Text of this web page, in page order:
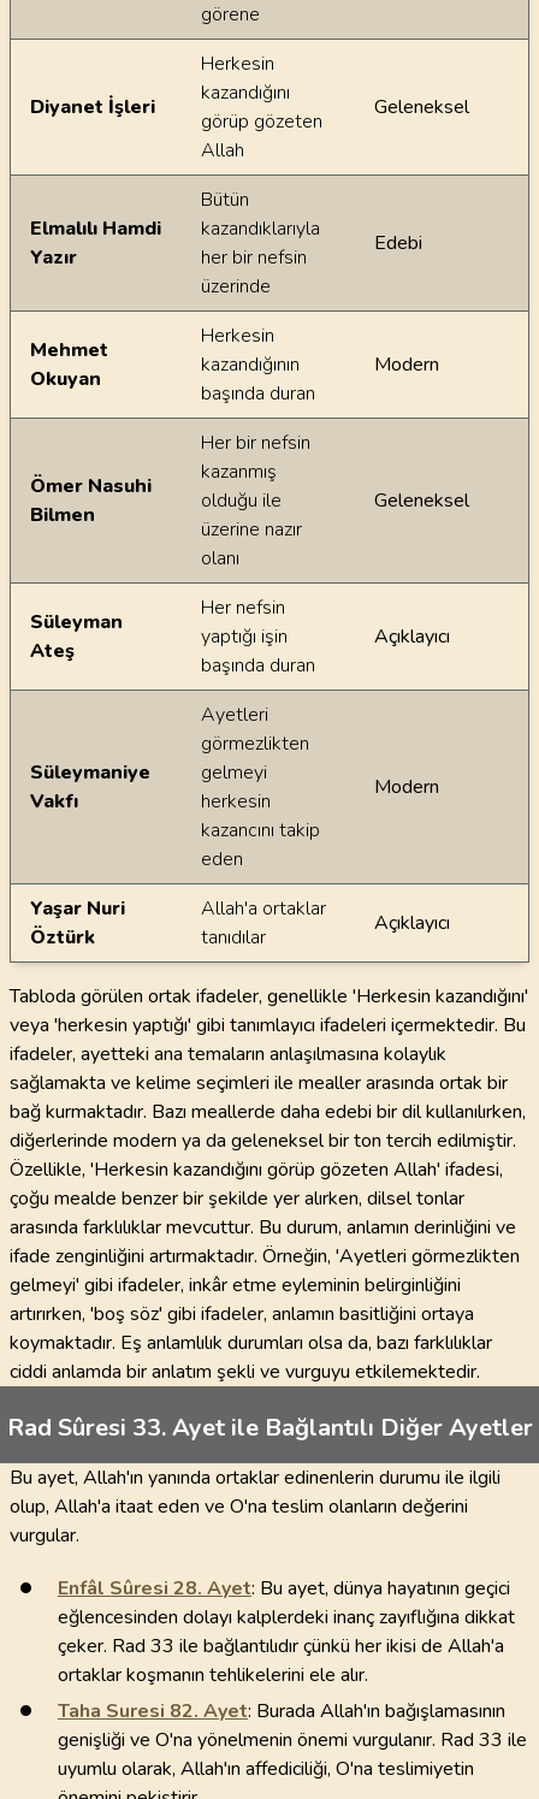
görene
Diyanet İşleri
Herkesin
kazandığını
görüp gözeten
Allah
Geleneksel
Elmalılı Hamdi
Yazır
Bütün
kazandıklarıyla
her bir nefsin
üzerinde
Edebi
Mehmet
Okuyan
Herkesin
kazandığının
başında duran
Modern
Ömer Nasuhi
Bilmen
Her bir nefsin
kazanmış
olduğu ile
üzerine nazır
olanı
Geleneksel
Süleyman
Ateş
Her nefsin
yaptığı işin
başında duran
Açıklayıcı
Süleymaniye
Vakfı
Ayetleri
görmezlikten
gelmeyi
herkesin
kazancını takip
eden
Modern
Yaşar Nuri
Öztürk
Allah'a ortaklar
tanıdılar
Açıklayıcı
Tabloda görülen ortak ifadeler, genellikle 'Herkesin kazandığını'
veya 'herkesin yaptığı' gibi tanımlayıcı ifadeleri içermektedir. Bu
ifadeler, ayetteki ana temaların anlaşılmasına kolaylık
sağlamakta ve kelime seçimleri ile mealler arasında ortak bir
bağ kurmaktadır. Bazı meallerde daha edebi bir dil kullanılırken,
diğerlerinde modern ya da geleneksel bir ton tercih edilmiştir.
Özellikle, 'Herkesin kazandığını görüp gözeten Allah' ifadesi,
çoğu mealde benzer bir şekilde yer alırken, dilsel tonlar
arasında farklılıklar mevcuttur. Bu durum, anlamın derinliğini ve
ifade zenginliğini artırmaktadır. Örneğin, 'Ayetleri görmezlikten
gelmeyi' gibi ifadeler, inkâr etme eyleminin belirginliğini
artırırken, 'boş söz' gibi ifadeler, anlamın basitliğini ortaya
koymaktadır. Eş anlamlılık durumları olsa da, bazı farklılıklar
ciddi anlamda bir anlatım şekli ve vurguyu etkilemektedir.
Rad Sûresi 33. Ayet ile Bağlantılı Diğer Ayetler
Bu ayet, Allah'ın yanında ortaklar edinenlerin durumu ile ilgili
olup, Allah'a itaat eden ve O'na teslim olanların değerini
vurgular.
Enfâl Sûresi 28. Ayet: Bu ayet, dünya hayatının geçici
eğlencesinden dolayı kalplerdeki inanç zayıflığına dikkat
çeker. Rad 33 ile bağlantılıdır çünkü her ikisi de Allah'a
ortaklar koşmanın tehlikelerini ele alır.
Taha Suresi 82. Ayet: Burada Allah'ın bağışlamasının
genişliği ve O'na yönelmenin önemi vurgulanır. Rad 33 ile
uyumlu olarak, Allah'ın affediciliği, O'na teslimiyetin